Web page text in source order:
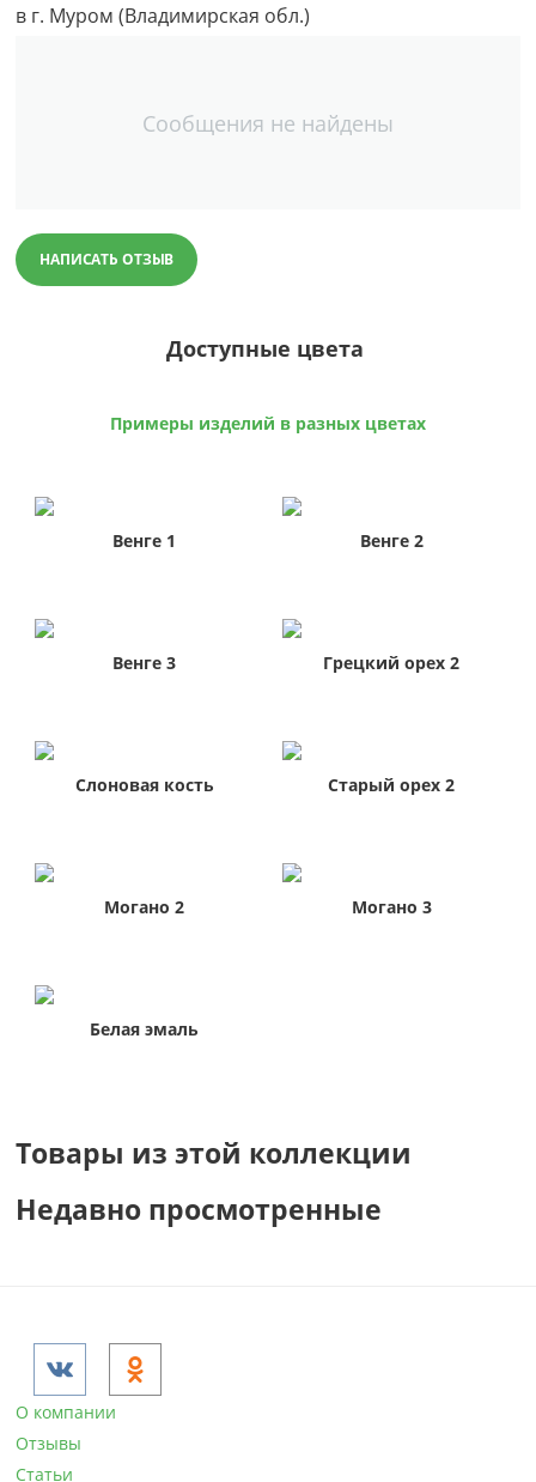
в г. Муром (Владимирская обл.)
Сообщения не найдены
НАПИСАТЬ ОТЗЫВ
Доступные цвета
Примеры изделий в разных цветах
Венге 1 Венге 2
Венге 3 Грецкий орех 2
Слоновая кость Старый орех 2
Могано 2 Могано 3
Белая эмаль
Товары из этой коллекции
Недавно просмотренные
О компании
Отзывы
Статьи